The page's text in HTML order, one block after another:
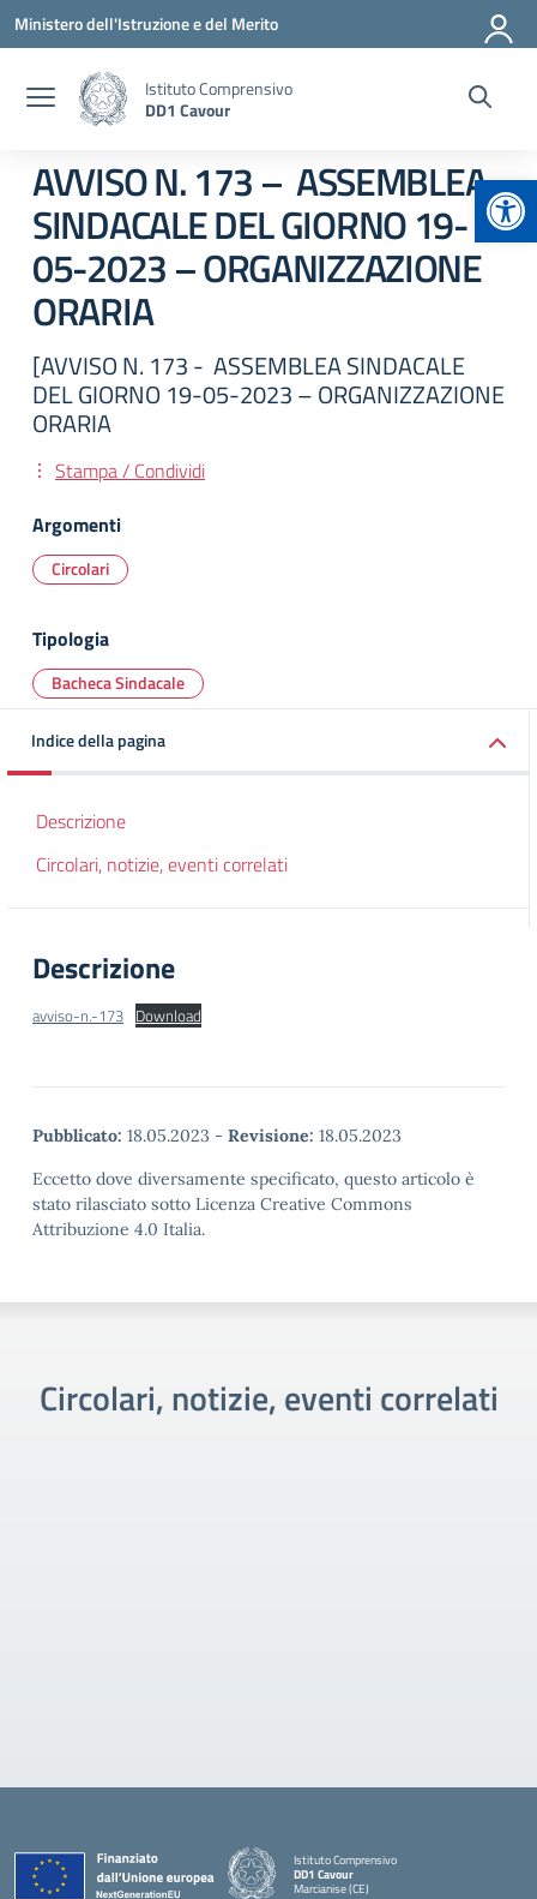
Vai ai contenuti
Vai al menu di navigazione
Vai al footer
Ministero dell'Istruzione e del Merito
Istituto Comprensivo
DD1 Cavour
AVVISO N. 173 – ASSEMBLEA
SINDACALE DEL GIORNO 19-
05-2023 – ORGANIZZAZIONE
ORARIA
[AVVISO N. 173 - ASSEMBLEA SINDACALE
DEL GIORNO 19-05-2023 – ORGANIZZAZIONE
ORARIA
Stampa / Condividi
Argomenti
Circolari
Tipologia
Bacheca Sindacale
Indice della pagina
Descrizione
Circolari, notizie, eventi correlati
Descrizione
avviso-n.-173 Download
Pubblicato: 18.05.2023 - Revisione: 18.05.2023
Eccetto dove diversamente specificato, questo articolo è
stato rilasciato sotto Licenza Creative Commons
Attribuzione 4.0 Italia.
Circolari, notizie, eventi correlati
Istituto Comprensivo
DD1 Cavour
Marcianise (CE)